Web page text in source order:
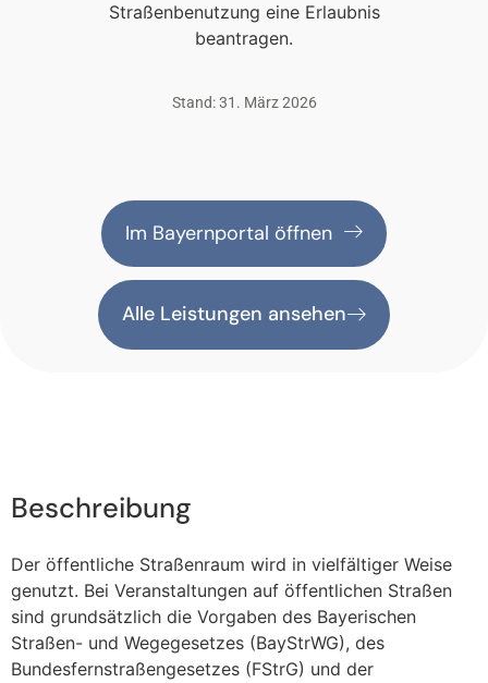
Straßenbenutzung eine Erlaubnis
beantragen.
Stand: 31. März 2026
Im Bayernportal öffnen
Alle Leistungen ansehen
Beschreibung
Der öffentliche Straßenraum wird in vielfältiger Weise
genutzt. Bei Veranstaltungen auf öffentlichen Straßen
sind grundsätzlich die Vorgaben des Bayerischen
Straßen- und Wegegesetzes (BayStrWG), des
Bundesfernstraßengesetzes (FStrG) und der